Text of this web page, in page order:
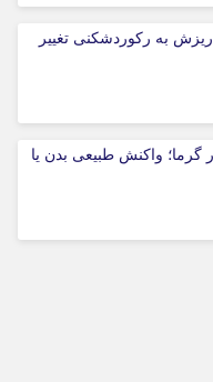
به رکوردشکنی تغییر
واکنش طبیعی بدن یا